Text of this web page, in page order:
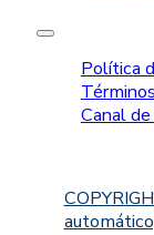
Política
Canal